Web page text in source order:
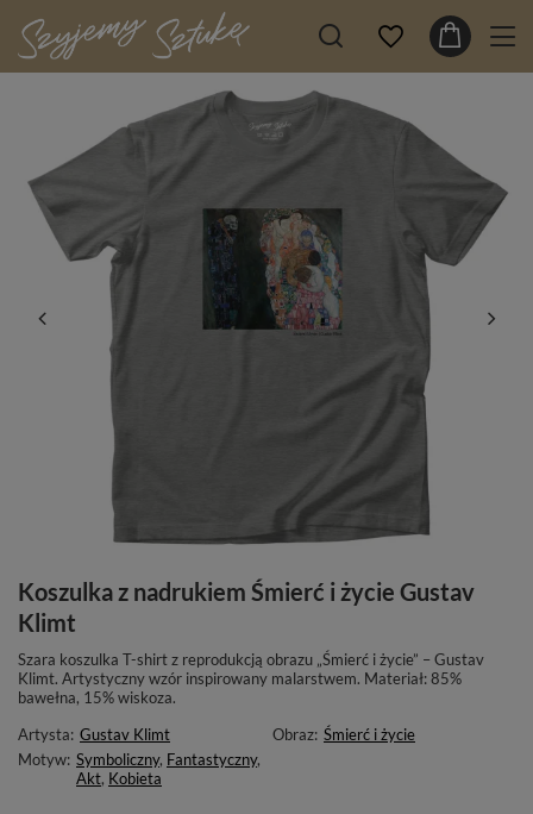
Koszulka z nadrukiem Śmierć i życie Gustav
Klimt
Szara koszulka T-shirt z reprodukcją obrazu „Śmierć i życie” – Gustav
Klimt. Artystyczny wzór inspirowany malarstwem. Materiał: 85%
bawełna, 15% wiskoza.
Artysta: Gustav Klimt Obraz: Śmierć i życie
Motyw: Symboliczny, Fantastyczny,
Akt, Kobieta